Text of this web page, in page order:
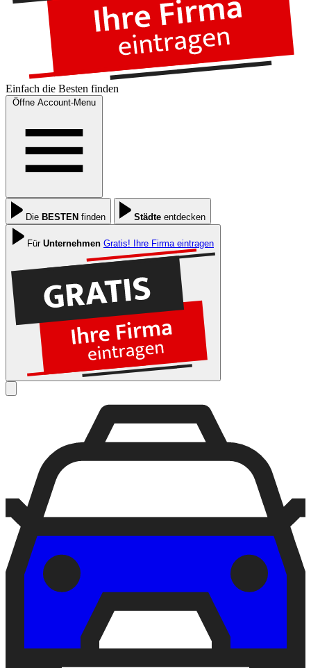
Einfach die Besten finden
Öffne Account-Menu
Die BESTEN finden Städte entdecken
Für Unternehmen Gratis! Ihre Firma eintragen